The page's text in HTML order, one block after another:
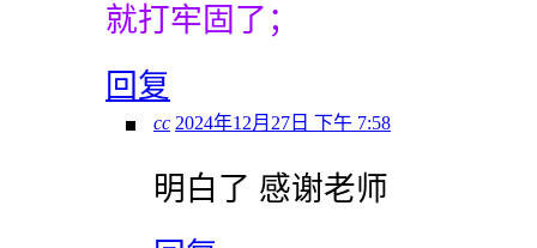
就打牢固了；
回复
cc 2024年12月27日 下午 7:58
明白了 感谢老师